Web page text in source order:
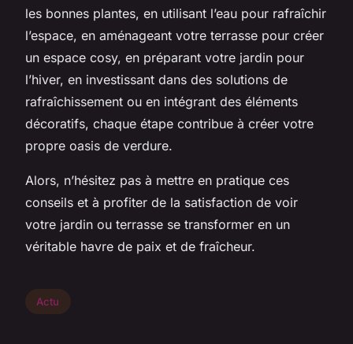
les bonnes plantes, en utilisant l’eau pour rafraîchir
l’espace, en aménageant votre terrasse pour créer
un espace cosy, en préparant votre jardin pour
l’hiver, en investissant dans des solutions de
rafraîchissement ou en intégrant des éléments
décoratifs, chaque étape contribue à créer votre
propre oasis de verdure.
Alors, n’hésitez pas à mettre en pratique ces
conseils et à profiter de la satisfaction de voir
votre jardin ou terrasse se transformer en un
véritable havre de paix et de fraîcheur.
Actu